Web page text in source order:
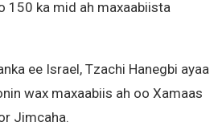
150 ka mid ah maxaabiista
ee Israel, Tzachi Hanegbi ayaa
wax maxaabiis ah oo Xamaas
Jimcaha.